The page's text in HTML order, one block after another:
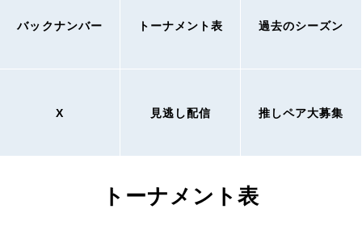
バックナンバー トーナメント表 過去のシーズン
X 見逃し配信 推しペア大募集
トーナメント表